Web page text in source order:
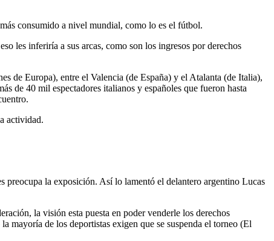
consumido a nivel mundial, como lo es el fútbol.
les inferiría a sus arcas, como son los ingresos por derechos
de Europa), entre el Valencia (de España) y el Atalanta (de Italia),
de 40 mil espectadores italianos y españoles que fueron hasta
actividad.
preocupa la exposición. Así lo lamentó el delantero argentino Lucas
la visión esta puesta en poder venderle los derechos
mayoría de los deportistas exigen que se suspenda el torneo (El